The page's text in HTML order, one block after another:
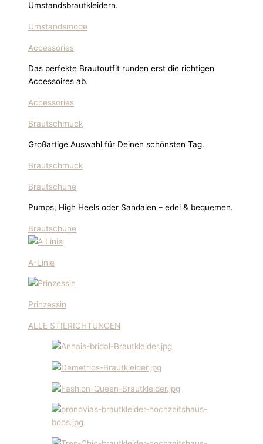
Umstandsbrautkleidern.
Umstandsmode
Accessories
Das perfekte Brautoutfit runden erst die richtigen
Accessoires ab.
Accessories
Brautschmuck
Großartige Auswahl für Deinen schönsten Tag.
Brautschmuck
Brautschuhe
Pumps, High Heels oder Sandalen – edel & bequemen.
Brautschuhe
A-Linie
Prinzessin
ALLE STILRICHTUNGEN